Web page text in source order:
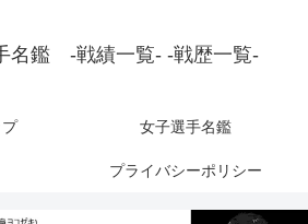
名鑑 -戦績一覧- -戦歴一覧-
女子選手名鑑
プライバシーポリシー